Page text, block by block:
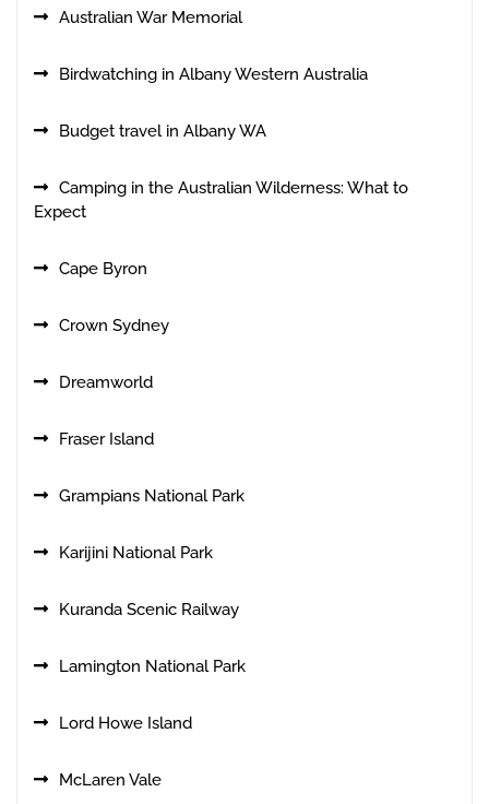
Australian War Memorial
Birdwatching in Albany Western Australia
Budget travel in Albany WA
Camping in the Australian Wilderness: What to
Expect
Cape Byron
Crown Sydney
Dreamworld
Fraser Island
Grampians National Park
Karijini National Park
Kuranda Scenic Railway
Lamington National Park
Lord Howe Island
McLaren Vale